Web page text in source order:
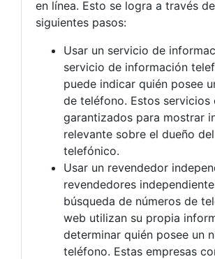
en línea. Esto se logra a través
siguientes pasos:
Usar un servicio de
servicio de información
puede indicar quién posee
de teléfono. Estos servicios
garantizados para mostrar
relevante sobre el dueño
telefónico.
Usar un revendedor
revendedores
búsqueda de números de
web utilizan su propia
determinar quién posee un
teléfono. Estas empresas